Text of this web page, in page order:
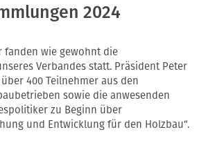
2024
fanden wie gewohnt die
Verbandes statt. Präsident Peter
400 Teilnehmer aus den
sowie die anwesenden
zu Beginn über
und Entwicklung für den Holzbau“.